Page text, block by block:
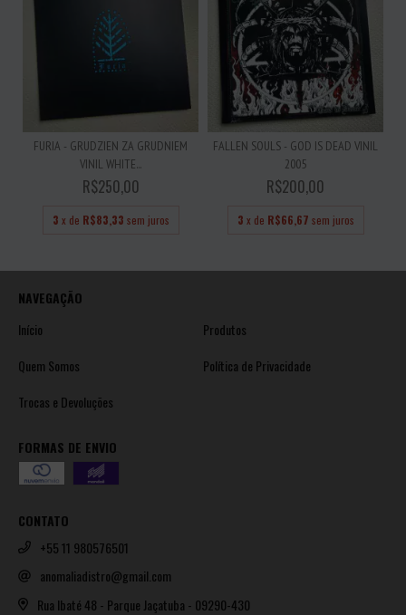
FURIA - GRUDZIEN ZA GRUDNIEM
VINIL WHITE...
R$250,00
3 x de R$83,33 sem juros
FALLEN SOULS - GOD IS DEAD VINIL
2005
R$200,00
3 x de R$66,67 sem juros
NAVEGAÇÃO
Início
Produtos
Quem Somos
Política de Privacidade
Trocas e Devoluções
FORMAS DE ENVIO
CONTATO
+55 11 980576501
anomaliadistro@gmail.com
Rua Ibaté 48 - Parque Jaçatuba - 09290-430